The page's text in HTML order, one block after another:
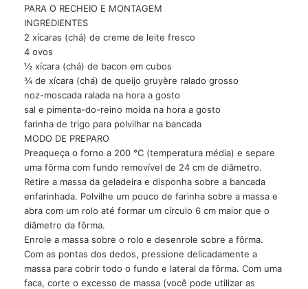
PARA O RECHEIO E MONTAGEM
INGREDIENTES
2 xícaras (chá) de creme de leite fresco
4 ovos
½ xícara (chá) de bacon em cubos
¾ de xícara (chá) de queijo gruyère ralado grosso
noz-moscada ralada na hora a gosto
sal e pimenta-do-reino moída na hora a gosto
farinha de trigo para polvilhar na bancada
MODO DE PREPARO
Preaqueça o forno a 200 °C (temperatura média) e separe
uma fôrma com fundo removível de 24 cm de diâmetro.
Retire a massa da geladeira e disponha sobre a bancada
enfarinhada. Polvilhe um pouco de farinha sobre a massa e
abra com um rolo até formar um círculo 6 cm maior que o
diâmetro da fôrma.
Enrole a massa sobre o rolo e desenrole sobre a fôrma.
Com as pontas dos dedos, pressione delicadamente a
massa para cobrir todo o fundo e lateral da fôrma. Com uma
faca, corte o excesso de massa (você pode utilizar as